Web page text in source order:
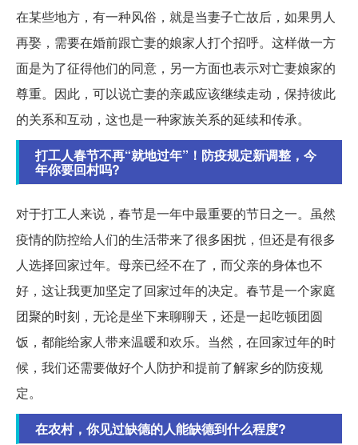
在某些地方，有一种风俗，就是当妻子亡故后，如果男人
再娶，需要在婚前跟亡妻的娘家人打个招呼。这样做一方
面是为了征得他们的同意，另一方面也表示对亡妻娘家的
尊重。因此，可以说亡妻的亲戚应该继续走动，保持彼此
的关系和互动，这也是一种家族关系的延续和传承。
打工人春节不再“就地过年”！防疫规定新调整，今
年你要回村吗?
对于打工人来说，春节是一年中最重要的节日之一。虽然
疫情的防控给人们的生活带来了很多困扰，但还是有很多
人选择回家过年。母亲已经不在了，而父亲的身体也不
好，这让我更加坚定了回家过年的决定。春节是一个家庭
团聚的时刻，无论是坐下来聊聊天，还是一起吃顿团圆
饭，都能给家人带来温暖和欢乐。当然，在回家过年的时
候，我们还需要做好个人防护和提前了解家乡的防疫规
定。
在农村，你见过缺德的人能缺德到什么程度?